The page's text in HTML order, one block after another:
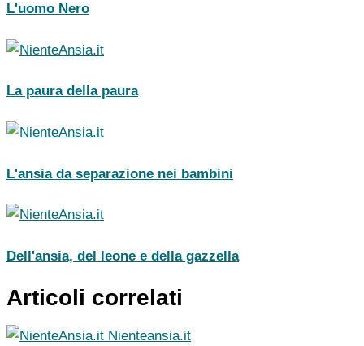
L'uomo Nero
La paura della paura
L'ansia da separazione nei bambini
Dell'ansia, del leone e della gazzella
Articoli correlati
Nienteansia.it